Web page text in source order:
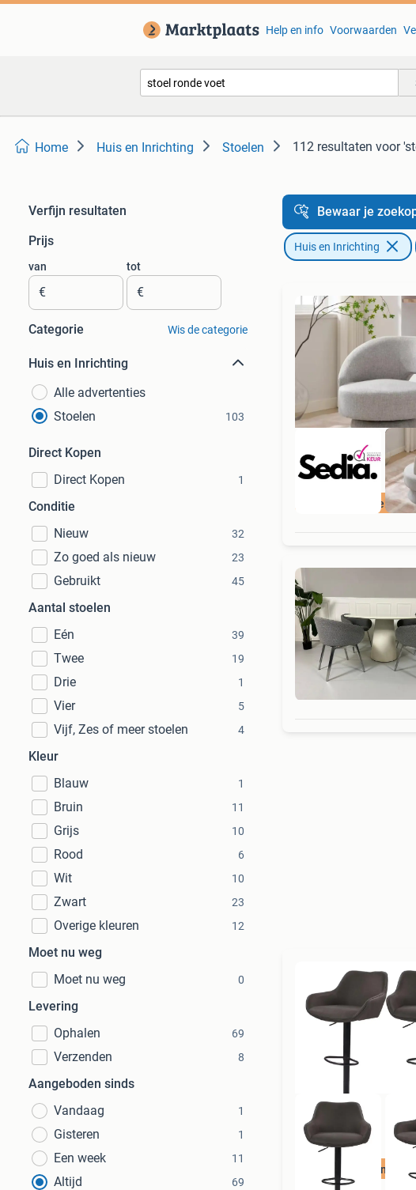
Help en info Voorwaarden
Home Huis en Inrichting Stoelen 112 resultaten voor
Verfijn resultaten
Prijs
van
€
tot
€
Categorie Wis de categorie
Huis en Inrichting
Alle advertenties
Stoelen
103
Direct Kopen
Direct Kopen
1
Conditie
Nieuw
32
Zo goed als nieuw 23
Gebruikt 45
Aantal stoelen
Eén
39
Twee 19
Drie 1
Vier 5
Vijf, Zes of meer stoelen 4
Kleur
Blauw
1
Bruin 11
Grijs 10
Rood 6
Wit 10
Zwart 23
Overige kleuren 12
Moet nu weg
Moet nu weg
0
Levering
Ophalen
69
Verzenden 8
Aangeboden sinds
Vandaag
1
Gisteren 1
Een week 11
Altijd 69
Bewaar je
Huis en Inrichting
Beoordeeld
Duurzame Deal